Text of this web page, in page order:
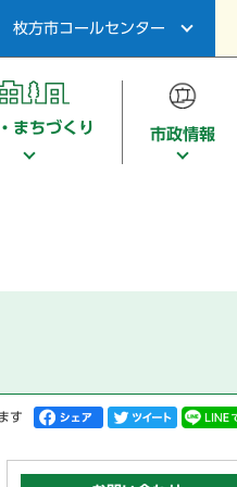
枚方市コールセンター
まちづくり 市政情報
す